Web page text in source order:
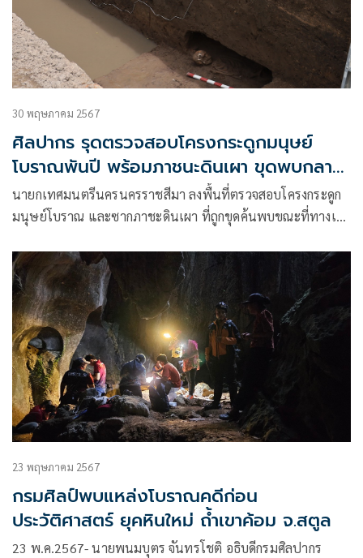
30 พฤษภาคม 2567
ศิลปากร รุดตรวจสอบโครงกระดูกมนุษย์
โบราณพันปี พร้อมภาชนะดินเผา ขุดพบกลาง
เมืองโคราช
นายกเทศมนตรีนครนครราชสีมา ลงพื้นที่ตรวจสอบโครงกระดูก
มนุษย์โบราณ และซากภาชะดินเผา ที่ถูกขุดค้นพบขณะที่ทางเจ้า
23 พฤษภาคม 2567
กรมศิลป์พบแหล่งโบราณคดีก่อน
ประวัติศาสตร์ ยุคหินใหม่ ถ้ำเขาค้อม จ.สตูล
23 พ.ค.2567- นายพนมบุตร จันทรโชติ อธิบดีกรมศิลปากร